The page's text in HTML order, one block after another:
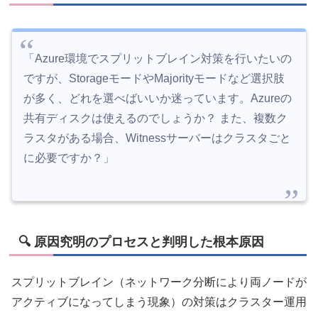
「Azure環境でスプリットブレイン対策を行いたいの
ですが、StorageモードやMajorityモードなど選択肢
が多く、どれを選べばいいか迷っています。Azureの
共有ディスクは使えるのでしょうか？ また、複数ク
ラスタがある場合、Witnessサーバーはクラスタごと
に必要ですか？」
🔍 原因究明のプロセスと判明した根本原因
スプリットブレイン（ネットワーク分断により両ノードが
アクティブになってしまう現象）の対策はクラスター運用